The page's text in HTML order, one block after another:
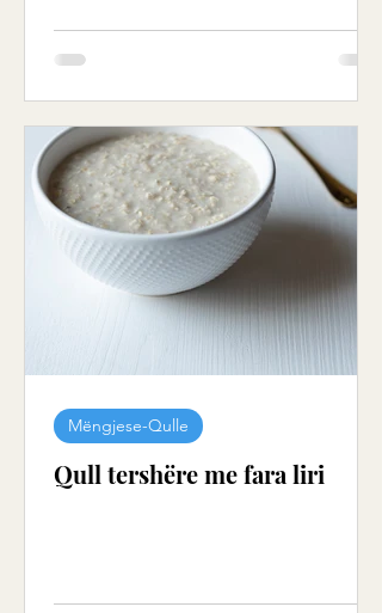
Qull tershëre me fara liri
Mëngjese-Qulle